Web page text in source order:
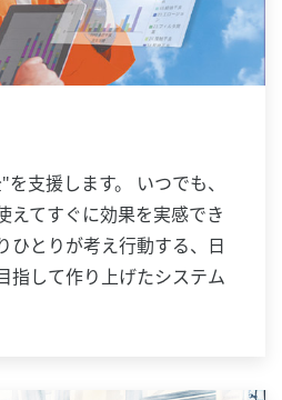
支援します。 いつでも、
えてすぐに効果を実感でき
ひとりが考え行動する、日
指して作り上げたシステム